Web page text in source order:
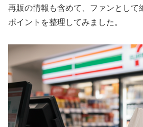
再販の情報も含めて、ファンとして
ポイントを整理してみました。